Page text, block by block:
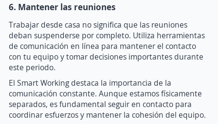
6. Mantener las reuniones
Trabajar desde casa no significa que las reuniones
deban suspenderse por completo. Utiliza herramientas
de comunicación en línea para mantener el contacto
con tu equipo y tomar decisiones importantes durante
este periodo.
El Smart Working destaca la importancia de la
comunicación constante. Aunque estamos físicamente
separados, es fundamental seguir en contacto para
coordinar esfuerzos y mantener la cohesión del equipo.